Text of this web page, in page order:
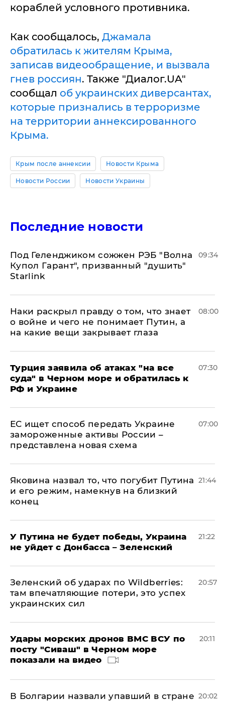
кораблей условного противника.
Как сообщалось, Джамала
обратилась к жителям Крыма,
записав видеообращение, и вызвала
гнев россиян. Также "Диалог.UA"
сообщал об украинских диверсантах,
которые признались в терроризме
на территории аннексированного
Крыма.
Крым после аннексии Новости Крыма
Новости России Новости Украины
Последние новости
Под Геленджиком сожжен РЭБ "Волна
Купол Гарант", призванный "душить"
Starlink
09:34
Наки раскрыл правду о том, что знает
о войне и чего не понимает Путин, а
на какие вещи закрывает глаза
08:00
Турция заявила об атаках "на все
суда" в Черном море и обратилась к
РФ и Украине
07:30
ЕС ищет способ передать Украине
замороженные активы России –
представлена новая схема
07:00
Яковина назвал то, что погубит Путина
и его режим, намекнув на близкий
конец
21:44
У Путина не будет победы, Украина
не уйдет с Донбасса – Зеленский
21:22
Зеленский об ударах по Wildberries:
там впечатляющие потери, это успех
украинских сил
20:57
Удары морских дронов ВМС ВСУ по
посту "Сиваш" в Черном море
показали на видео
20:11
В Болгарии назвали упавший в стране 20:02